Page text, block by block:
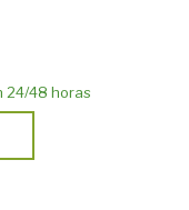
24/48 horas